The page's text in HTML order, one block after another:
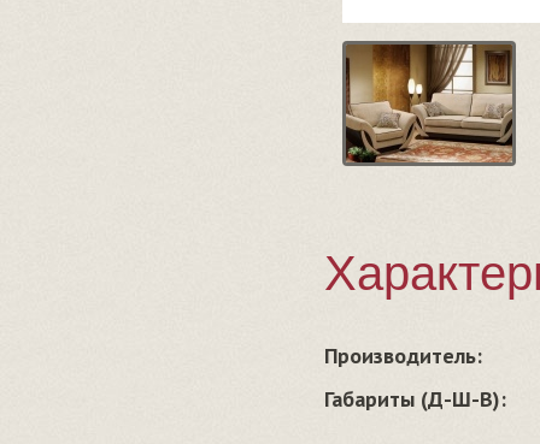
Производитель:
Габариты (Д-Ш-В):